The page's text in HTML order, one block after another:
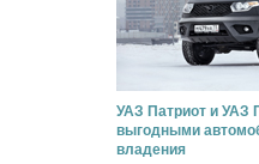
УАЗ Патриот и УАЗ
выгодными
владения